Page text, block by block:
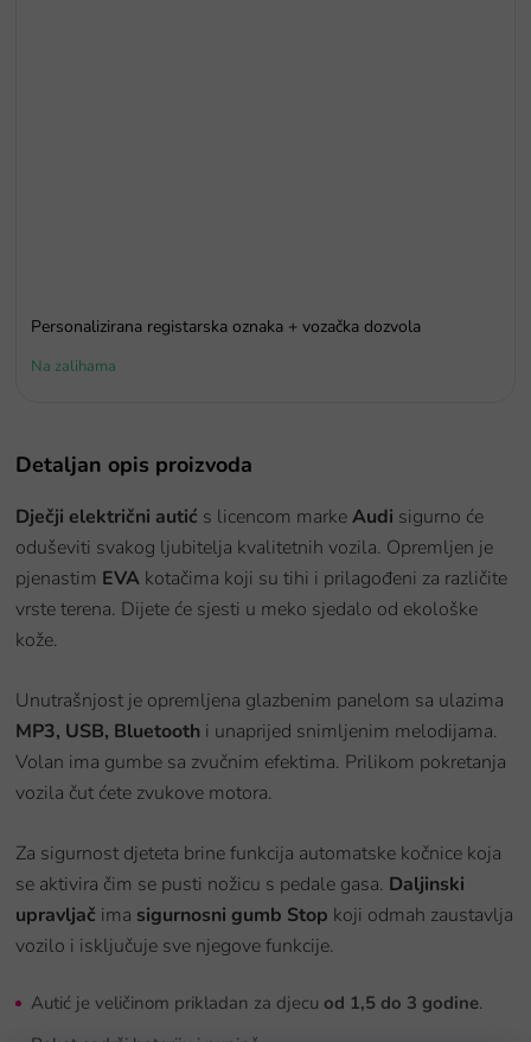
Personalizirana registarska oznaka + vozačka dozvola
Na zalihama
Detaljan opis proizvoda
Dječji električni autić s licencom markeAudi sigurno će
oduševiti svakog ljubitelja kvalitetnih vozila. Opremljen je
pjenastim EVA kotačima koji su tihi i prilagođeni za različite
vrste terena. Dijete će sjesti u meko sjedalo od ekološke
kože.
Unutrašnjost je opremljena glazbenim panelom sa ulazima
MP3, USB, Bluetooth i unaprijed snimljenim melodijama.
Volan ima gumbe sa zvučnim efektima. Prilikom pokretanja
vozila čut ćete zvukove motora.
Za sigurnost djeteta brine funkcija automatske kočnice koja
se aktivira čim se pusti nožicu s pedale gasa. Daljinski
upravljač ima sigurnosni gumb Stop koji odmah zaustavlja
vozilo i isključuje sve njegove funkcije.
Autić je veličinom prikladan za djecu od 1,5 do 3 godine.